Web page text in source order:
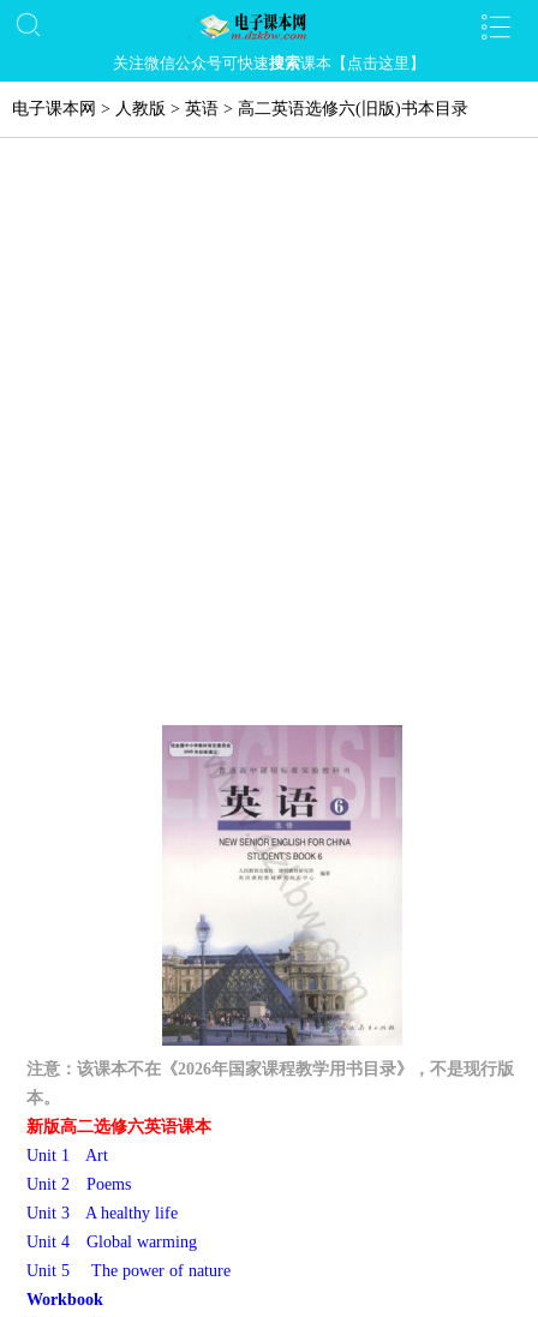
关注微信公众号可快速搜索课本【点击这里】
电子课本网 > 人教版 > 英语 > 高二英语选修六(旧版)书本目录
注意：该课本不在《2026年国家课程教学用书目录》，不是现行版
本。
新版高二选修六英语课本
Unit 1 Art
Unit 2 Poems
Unit 3 A healthy life
Unit 4 Global warming
Unit 5 The power of nature
Workbook